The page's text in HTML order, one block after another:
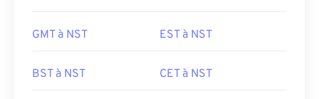
GMT à NST EST à NST
BST à NST CET à NST